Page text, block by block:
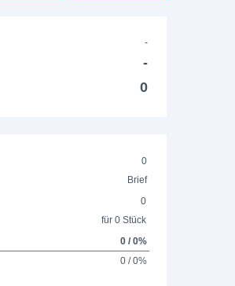
-
-
0
0
Brief
0
für 0 Stück
0 / 0%
0 / 0%